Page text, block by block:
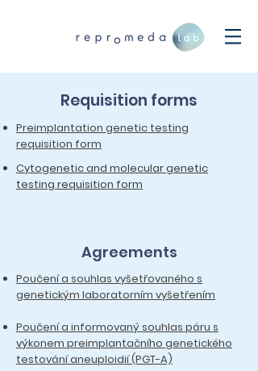
Requisition forms
Preimplantation genetic testing
requisition form
Cytogenetic and molecular genetic
testing requisition form
Agreements
Poučení a souhlas vyšetřovaného s
genetickým laboratorním vyšetřením
Poučení a informovaný souhlas páru s
výkonem preimplantačního genetického
testování aneuploidií (PGT-A)